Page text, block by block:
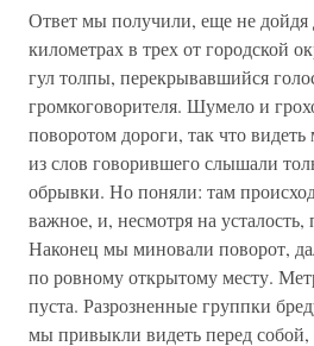
Ответ мы получили, еще не дойдя
километрах в трех от городской
гул толпы, перекрывавшийся
громкоговорителя. Шумело и
поворотом дороги, так что
из слов говорившего слышали
обрывки. Но поняли: там
важное, и, несмотря на усталость,
Наконец мы миновали поворот,
по ровному открытому месту.
пуста. Разрозненные группки
мы привыкли видеть перед